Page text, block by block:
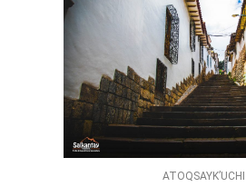
ATOQSAYK’UCHI